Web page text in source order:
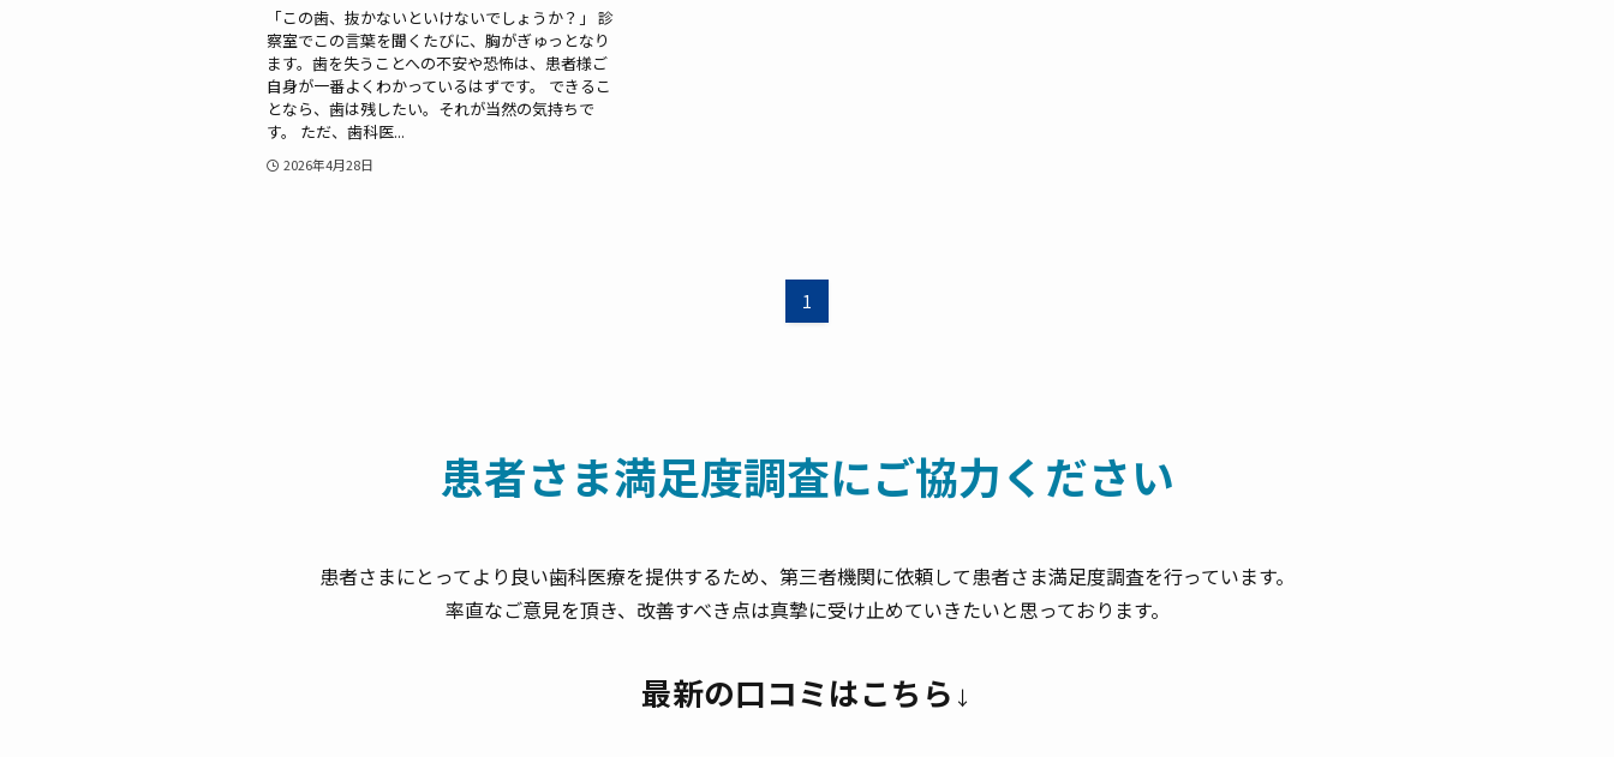
「この歯、抜かないといけないでしょうか？」 診
察室でこの言葉を聞くたびに、胸がぎゅっとなり
ます。歯を失うことへの不安や恐怖は、患者様ご
自身が一番よくわかっているはずです。 できるこ
となら、歯は残したい。それが当然の気持ちで
す。 ただ、歯科医...
2026年4月28日
1
患者さま満足度調査にご協力ください
患者さまにとってより良い歯科医療を提供するため、第三者機関に依頼して患者さま満足度調査を行っています。
率直なご意見を頂き、改善すべき点は真摯に受け止めていきたいと思っております。
最新の口コミはこちら ↓